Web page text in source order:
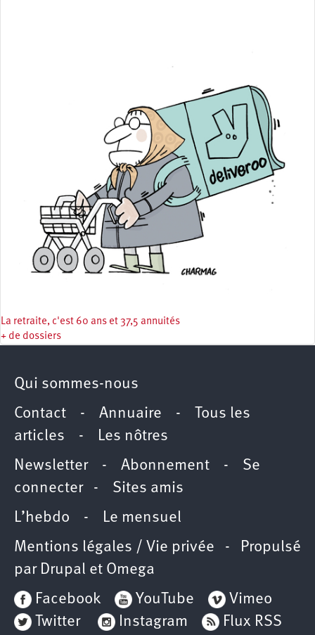
La retraite, c'est 60 ans et 37,5 annuités
+ de dossiers
Qui sommes-nous
Contact - Annuaire -
Tous les
articles - Les nôtres
Newsletter- Abonnement - Se
connecter- Sites amis
L’hebdo - Le mensuel
Mentions légales / Vie privée - Propulsé
par Drupal et Omega
Facebook
YouTube
Vimeo
Twitter
Instagram Flux RSS